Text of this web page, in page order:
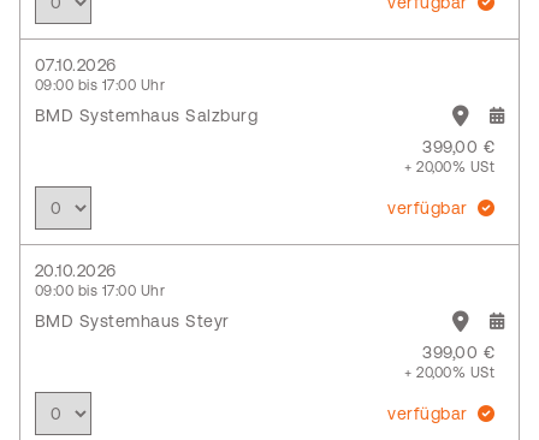
07.10.2026
09:00 bis 17:00 Uhr
BMD Systemhaus Salzburg
399,00 €
+ 20,00% USt
verfügbar
20.10.2026
09:00 bis 17:00 Uhr
BMD Systemhaus Steyr
399,00 €
+ 20,00% USt
verfügbar